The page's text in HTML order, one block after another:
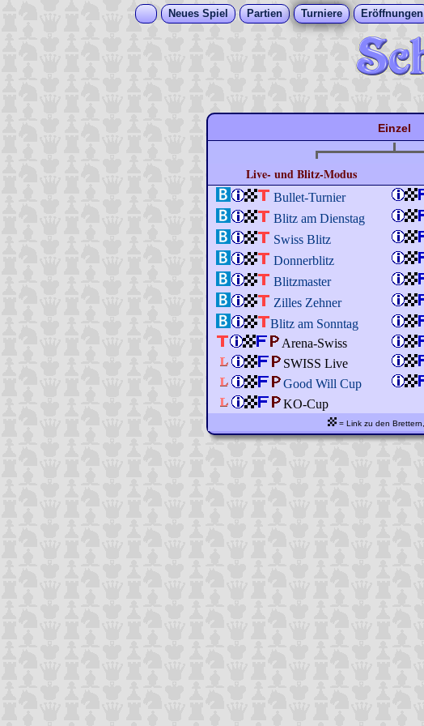
Neues Spiel Partien Turniere Eröffnungen
Einzel
Live- und Blitz-Modus
Bullet-Turnier
Blitz am Dienstag
Swiss Blitz
Donnerblitz
Blitzmaster
Zilles Zehner
Blitz am Sonntag
Arena-Swiss
SWISS Live
Good Will Cup
KO-Cup
= Link zu den Brettern,